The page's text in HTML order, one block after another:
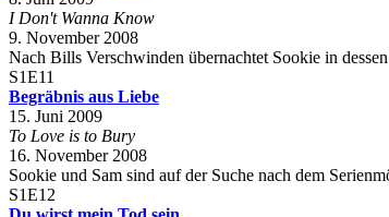
I Don't Wanna Know
9. November 2008
Nach Bills Verschwinden übernachtet Sookie in
S1E11
Begräbnis aus Liebe
15. Juni 2009
To Love is to Bury
16. November 2008
Sookie und Sam sind auf der Suche nach dem
S1E12